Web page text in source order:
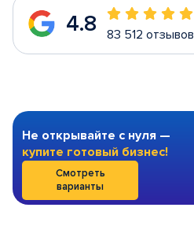
4.8 83 512 отзывов
Не открывайте с нуля —
купите готовый бизнес!
Смотреть
варианты